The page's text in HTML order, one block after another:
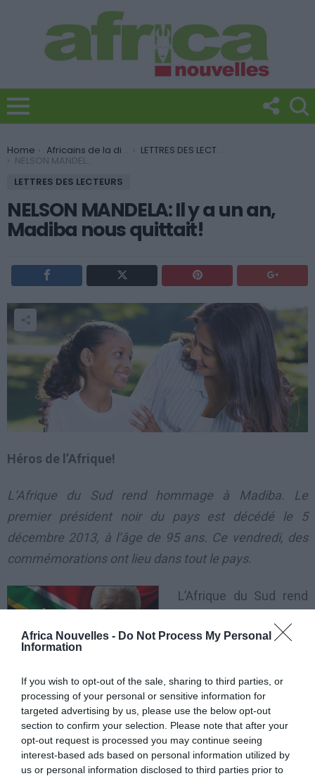
Africa Nouvelles - Do Not Process My Personal
Information
If you wish to opt-out of the sale, sharing to third parties, or
processing of your personal or sensitive information for
targeted advertising by us, please use the below opt-out
section to confirm your selection. Please note that after your
opt-out request is processed you may continue seeing
interest-based ads based on personal information utilized by
us or personal information disclosed to third parties prior to
You are here:
Home Africains de la diaspora LETTRES DES LECTEURS
NELSON MANDELA: Il y a un an, Madiba nous quittait!
LETTRES DES LECTEURS
NELSON MANDELA: Il y a un an,
Madiba nous quittait!
Héros de l’Afrique!
L’Afrique du Sud rend hommage à Madiba. Le
premier président noir du pays est décédé le 5
décembre 2013, à l’âge de 95 ans. Ce vendredi, des
commémorations ont lieu dans tout le pays.
L’Afrique du Sud rend
premier président noir
5 décembre 2013, à
l’âge de 95 ans. Ce vendredi, des commémorations
ont lieu dans tout le pays. En Afrique du Sud,
personne n’a oublié le jeudi 5 décembre 2013. Le
président Jacob Zuma est intervenu en direct à la